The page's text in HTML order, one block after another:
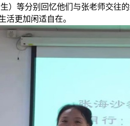
）等分别 回忆他们与张老师交往
活更加闲适自在。